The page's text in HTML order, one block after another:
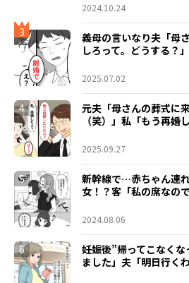
2024.10.24
3
義母の言いなり夫「母
しろって。どうする？
2025.07.02
4
元夫「母さんの葬式に
（笑）」私「もう再婚
2025.09.27
5
新幹線で…赤ちゃん連
女！？客「私の席なの
2024.08.06
6
妊娠後”帰ってこなく
ました」夫「明日行く